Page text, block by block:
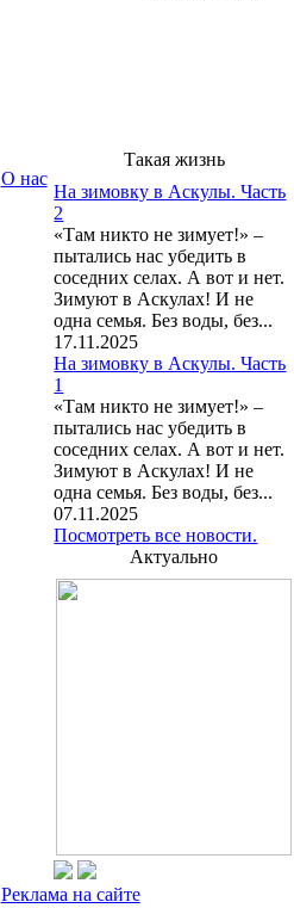
Такая жизнь
На зимовку в Аскулы. Часть
2
«Там никто не зимует!» –
пытались нас убедить в
соседних селах. А вот и нет.
Зимуют в Аскулах! И не
одна семья. Без воды, без...
17.11.2025
На зимовку в Аскулы. Часть
1
«Там никто не зимует!» –
пытались нас убедить в
соседних селах. А вот и нет.
Зимуют в Аскулах! И не
одна семья. Без воды, без...
07.11.2025
Посмотреть все новости.
Актуально
О нас
Реклама на сайте